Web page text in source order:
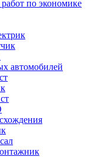
работ по экономике
автомобилей